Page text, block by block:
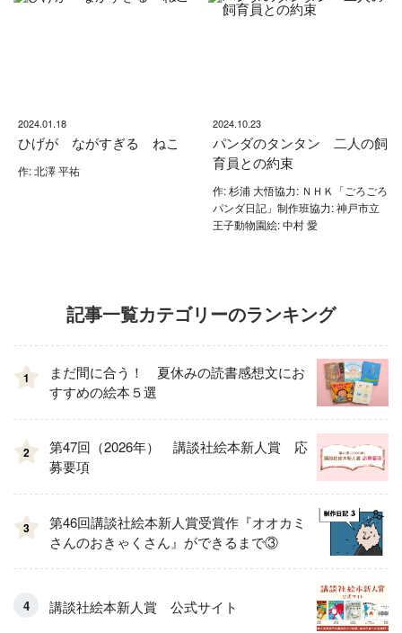
2024.01.18
ひげが ながすぎる ねこ
作: 北澤 平祐
2024.10.23
パンダのタンタン 二人の飼
育員との約束
作: 杉浦 大悟協力: ＮＨＫ「ごろごろ
パンダ日記」制作班協力: 神戸市立
王子動物園絵: 中村 愛
記事一覧カテゴリーのランキング
1
まだ間に合う！ 夏休みの読書感想文にお
すすめの絵本５選
2
第47回（2026年） 講談社絵本新人賞 応
募要項
3
第46回講談社絵本新人賞受賞作『オオカミ
さんのおきゃくさん』ができるまで③
講談社絵本新人賞 公式サイト